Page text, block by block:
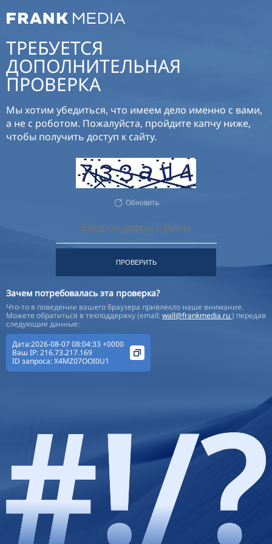
ТРЕБУЕТСЯ
ДОПОЛНИТЕЛЬНАЯ
ПРОВЕРКА
Мы хотим убедиться, что имеем дело именно с вами,
а не с роботом. Пожалуйста, пройдите капчу ниже,
чтобы получить доступ к сайту.
Обновить
ПРОВЕРИТЬ
Зачем потребовалась эта проверка?
Что-то в поведении вашего браузера привлекло наше внимание.
Можете обратиться в техподдержку (email:wall@frankmedia.ru) передав
следующие данные:
Дата:2026-08-07 08:04:33 +0000
Ваш IP:216.73.217.169
ID запроса:X4MZ07OOI0U1